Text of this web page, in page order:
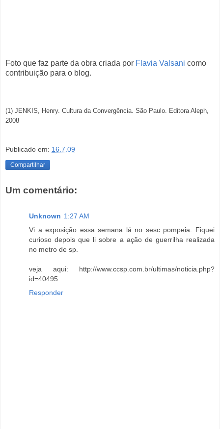
Foto que faz parte da obra criada por Flavia Valsani como
contribuição para o blog.
(1) JENKIS, Henry. Cultura da Convergência. São Paulo. Editora Aleph,
2008
Publicado em: 16.7.09
Compartilhar
Um comentário:
Unknown 1:27 AM
Vi a exposição essa semana lá no sesc pompeia. Fiquei
curioso depois que li sobre a ação de guerrilha realizada
no metro de sp.
veja aqui: http://www.ccsp.com.br/ultimas/noticia.php?
id=40495
Responder